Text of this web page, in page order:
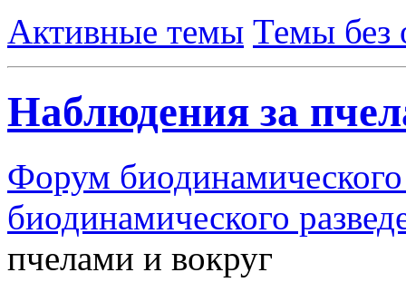
Активные темы Темы без
Наблюдения за
Форум биодинамического
биодинамического
пчелами и вокруг